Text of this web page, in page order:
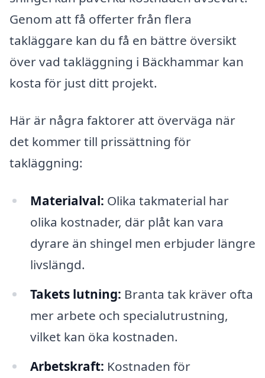
Genom att få offerter från flera
takläggare kan du få en bättre översikt
över vad takläggning i Bäckhammar kan
kosta för just ditt projekt.
Här är några faktorer att överväga när
det kommer till prissättning för
takläggning:
Materialval: Olika takmaterial har
olika kostnader, där plåt kan vara
dyrare än shingel men erbjuder längre
livslängd.
Takets lutning: Branta tak kräver ofta
mer arbete och specialutrustning,
vilket kan öka kostnaden.
Arbetskraft: Kostnaden för